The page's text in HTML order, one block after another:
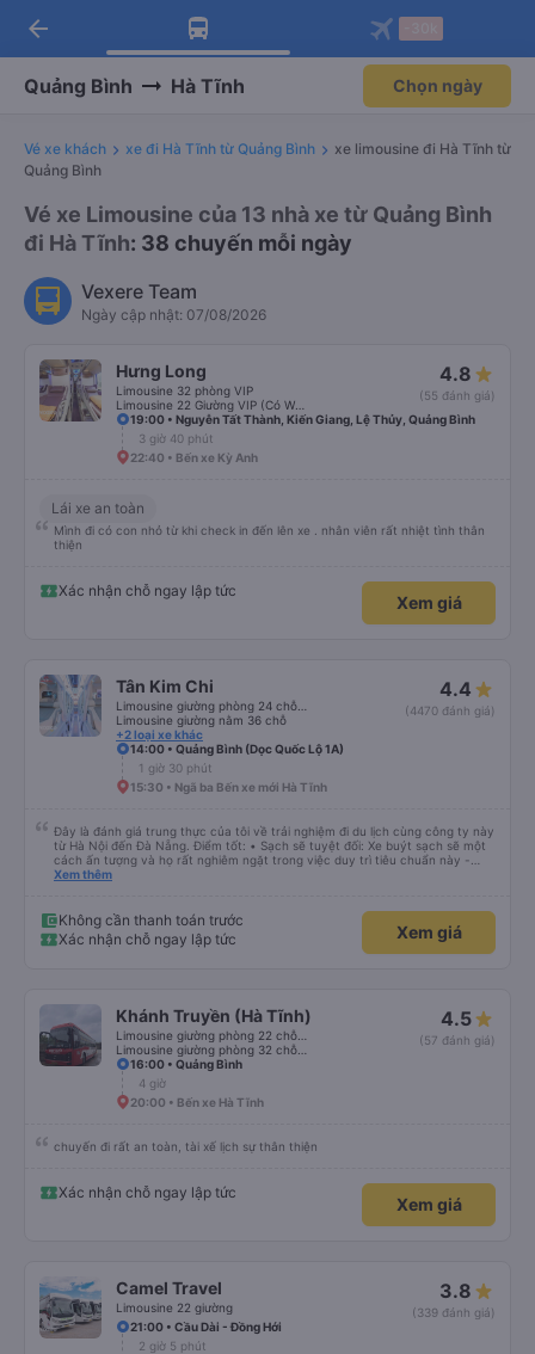
Tải app Vexere ngay!
Nhận ưu đãi thành viên độc
Mở app
Tải app Vexere
-30k/ghế khi đặt vé máy bay qua
Mở app
arrow_back
Quảng Bình Hà Tĩnh Chọn ngày
Vé xe khách xe đi Hà Tĩnh từ Quảng Bình
xe limousine đi Hà Tĩnh từ
Quảng Bình
Vé xe Limousine của 13 nhà xe từ Quảng Bình
đi Hà Tĩnh: 38 chuyến mỗi ngày
Vexere Team
Ngày cập nhật: 07/08/2026
Hưng Long
Limousine 32 phòng VIP
4.8
(55 đánh giá)
19:00 • Nguyễn Tất Thành, Kiến Giang, Lệ Thủy, Quảng Bình
3 giờ 40 phút
22:40 • Bến xe Kỳ Anh
Lái xe an toàn
Mình đi có con nhỏ từ khi check in đến lên xe . nhân viên rất nhiệt tình thân
thiện
Xác nhận chỗ ngay lập tức
Xem giá
Tân Kim Chi
Limousine giường nằm 36 chỗ
+2 loại xe khác
4.4
(4470 đánh giá)
14:00 • Quảng Bình (Dọc Quốc Lộ 1A)
1 giờ 30 phút
15:30 • Ngã ba Bến xe mới Hà Tĩnh
Đây là đánh giá trung thực của tôi về trải nghiệm đi du lịch cùng công ty này
từ Hà Nội đến Đà Nẵng. Điểm tốt: • Sạch sẽ tuyệt đối: Xe buýt sạch sẽ một
cách ấn tượng và họ rất nghiêm ngặt trong việc duy trì tiêu chuẩn này -
không được phép ăn trên xe. Đây là lần đầu tiên tôi thấy sự chú trọng đến
suốt chuyến đi. • Tùy chọn sạc: Có sẵn cổng sạc USB và USB-C, đây cũng
là lần đầu tiên tôi thấy. • Môi trường yên tĩnh và thanh bình: Họ không bật
đèn không cần thiết hoặc bật nhạc lớn, giúp tôi dễ dàng thư giãn và ngủ
điểm đón đã được thay đổi sang một địa điểm xa hơn khoảng 30 phút. Tuy
nhiên, họ đã đền bù cho tôi 100.000 VND, tôi thấy công bằng. • Tài xế không
thân thiện: Tài xế không thực sự thân thiện hoặc hữu ích, nhưng không đến
mức không thể chịu nổi. • Xe buýt quá đông ở Đà Nẵng: Khi chúng tôi
chuyển sang xe buýt khác để đến khách sạn của mình ở Đà Nẵng, xe quá
đông và tôi phải ngồi trên một chiếc ghế nhựa ở lối đi giữa, điều này không lý
tưởng. Nhìn chung: Mặc dù có một vài bất tiện nhỏ, tôi đã có trải nghiệm
tích cực với công ty này. Đây là dịch vụ xe buýt tốt nhất mà tôi từng sử
Xem thêm
Không cần thanh toán trước
Xác nhận chỗ ngay lập tức
Xem giá
Khánh Truyền (Hà Tĩnh) 4.5
(57 đánh giá)
16:00 • Quảng Bình
4 giờ
20:00 • Bến xe Hà Tĩnh
chuyến đi rất an toàn, tài xế lịch sự thân thiện
Xác nhận chỗ ngay lập tức
Xem giá
Camel Travel
Limousine 22 giường
3.8
(339 đánh giá)
21:00 • Cầu Dài - Đồng Hới
2 giờ 5 phút